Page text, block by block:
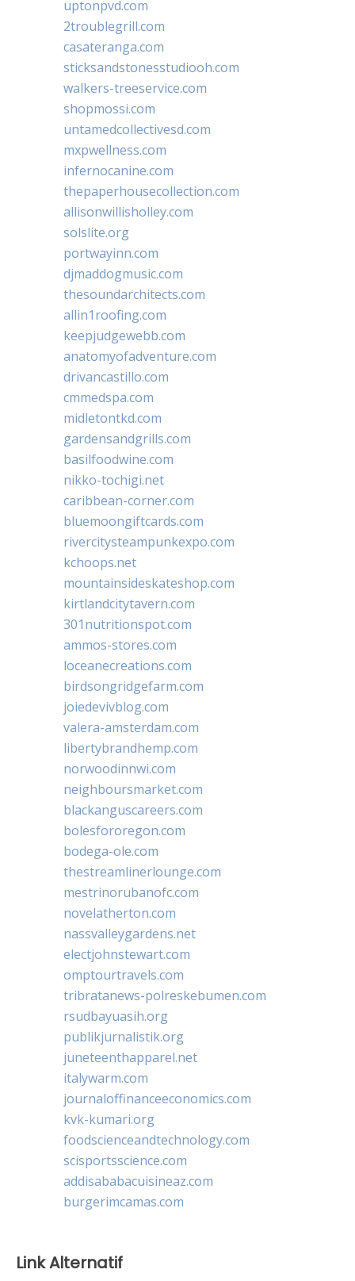
uptonpvd.com
2troublegrill.com
casateranga.com
sticksandstonesstudiooh.com
walkers-treeservice.com
shopmossi.com
untamedcollectivesd.com
mxpwellness.com
infernocanine.com
thepaperhousecollection.com
allisonwillisholley.com
solslite.org
portwayinn.com
djmaddogmusic.com
thesoundarchitects.com
allin1roofing.com
keepjudgewebb.com
anatomyofadventure.com
drivancastillo.com
cmmedspa.com
midletontkd.com
gardensandgrills.com
basilfoodwine.com
nikko-tochigi.net
caribbean-corner.com
bluemoongiftcards.com
rivercitysteampunkexpo.com
kchoops.net
mountainsideskateshop.com
kirtlandcitytavern.com
301nutritionspot.com
ammos-stores.com
loceanecreations.com
birdsongridgefarm.com
joiedevivblog.com
valera-amsterdam.com
libertybrandhemp.com
norwoodinnwi.com
neighboursmarket.com
blackanguscareers.com
bolesfororegon.com
bodega-ole.com
thestreamlinerlounge.com
mestrinorubanofc.com
novelatherton.com
nassvalleygardens.net
electjohnstewart.com
omptourtravels.com
tribratanews-polreskebumen.com
rsudbayuasih.org
publikjurnalistik.org
juneteenthapparel.net
italywarm.com
journaloffinanceeconomics.com
kvk-kumari.org
foodscienceandtechnology.com
scisportsscience.com
addisababacuisineaz.com
burgerimcamas.com
Link Alternatif